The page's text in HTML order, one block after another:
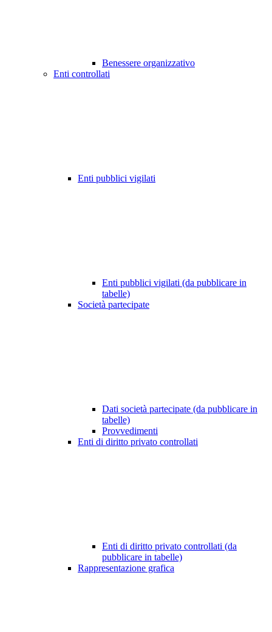
Benessere organizzativo
Enti controllati
Enti pubblici vigilati
Enti pubblici vigilati (da pubblicare in
tabelle)
Società partecipate
Dati società partecipate (da pubblicare in
tabelle)
Provvedimenti
Enti di diritto privato controllati
Enti di diritto privato controllati (da
pubblicare in tabelle)
Rappresentazione grafica